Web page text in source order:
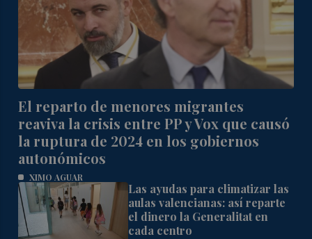
El reparto de menores migrantes
reaviva la crisis entre PP y Vox que causó
la ruptura de 2024 en los gobiernos
autonómicos
XIMO AGUAR
Las ayudas para climatizar las
aulas valencianas: así reparte
el dinero la Generalitat en
cada centro